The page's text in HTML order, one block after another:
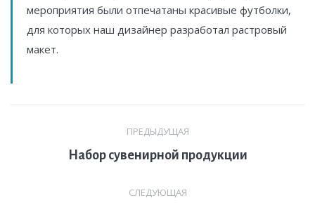
мероприятия были отпечатаны красивые футболки,
для которых наш дизайнер разработал растровый
макет.
ПРЕДЫДУЩАЯ
Предыдущая
Набор сувенирной продукции
СЛЕДУЮЩАЯ